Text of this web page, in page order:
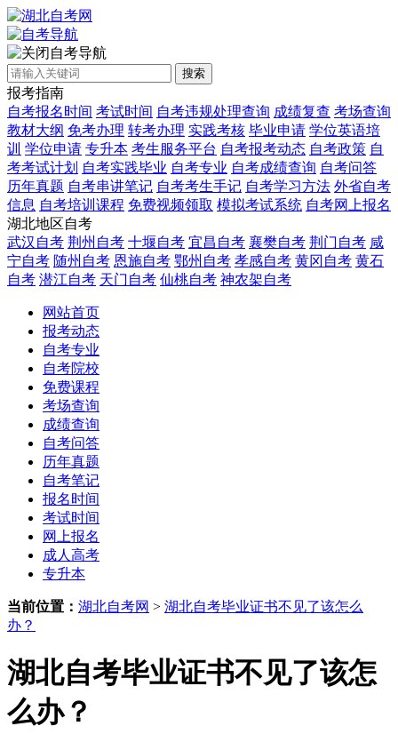
自考导航
搜索
报考指南
自考报名时间 考试时间 自考违规处理查询 成绩复查 考场查询
教材大纲 免考办理 转考办理 实践考核 毕业申请 学位英语培
训 学位申请 专升本 考生服务平台 自考报考动态 自考政策 自
考考试计划 自考实践毕业 自考专业 自考成绩查询 自考问答
历年真题 自考串讲笔记 自考考生手记 自考学习方法 外省自考
信息 自考培训课程 免费视频领取 模拟考试系统 自考网上报名
湖北地区自考
武汉自考 荆州自考 十堰自考 宜昌自考 襄樊自考 荆门自考 咸
宁自考 随州自考 恩施自考 鄂州自考 孝感自考 黄冈自考 黄石
自考 潜江自考 天门自考 仙桃自考 神农架自考
网站首页
报考动态
自考专业
自考院校
免费课程
考场查询
成绩查询
自考问答
历年真题
自考笔记
报名时间
考试时间
网上报名
成人高考
专升本
当前位置： 湖北自考网 > 湖北自考毕业证书不见了该怎么
办？
湖北自考毕业证书不见了该怎
么办？